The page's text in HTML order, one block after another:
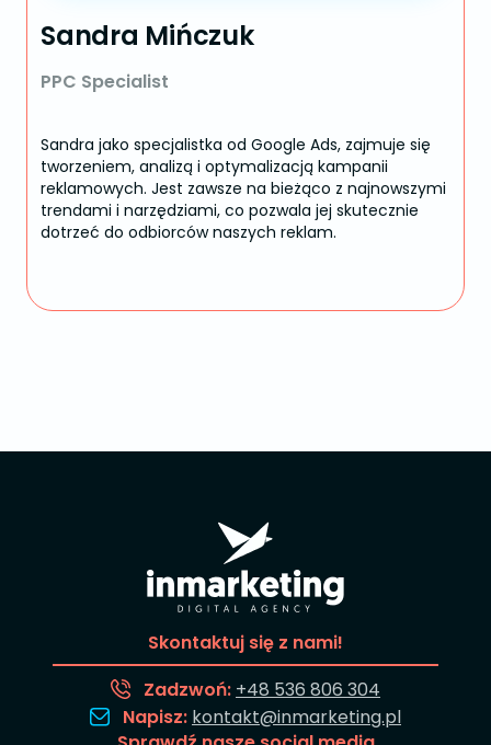
Sandra Mińczuk
PPC Specialist
Sandra jako specjalistka od Google Ads, zajmuje się
tworzeniem, analizą i optymalizacją kampanii
reklamowych. Jest zawsze na bieżąco z najnowszymi
trendami i narzędziami, co pozwala jej skutecznie
dotrzeć do odbiorców naszych reklam.
Skontaktuj się z nami!
Zadzwoń: +48 536 806 304
Napisz: kontakt@inmarketing.pl